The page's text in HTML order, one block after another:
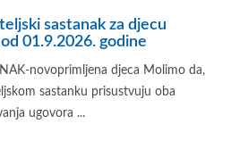
sastanak za djecu
01.9.2026. godine
novoprimljena djeca Molimo da,
sastanku prisustvuju oba
ugovora ...